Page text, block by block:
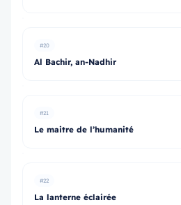
#20
Al Bachir, an-Nadhir
#21
Le maitre de l’humanité
#22
La lanterne éclairée